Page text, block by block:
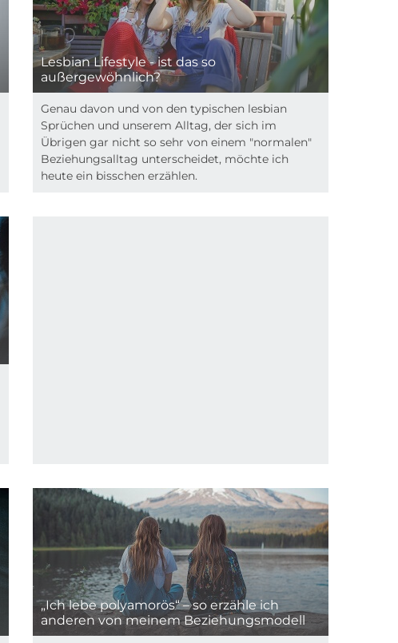
Lesbian Lifestyle - ist das so
außergewöhnlich?
Genau davon und von den typischen lesbian
Sprüchen und unserem Alltag, der sich im
Übrigen gar nicht so sehr von einem "normalen"
Beziehungsalltag unterscheidet, möchte ich
heute ein bisschen erzählen.
„Ich lebe polyamorös“ – so erzähle ich
anderen von meinem Beziehungsmodell